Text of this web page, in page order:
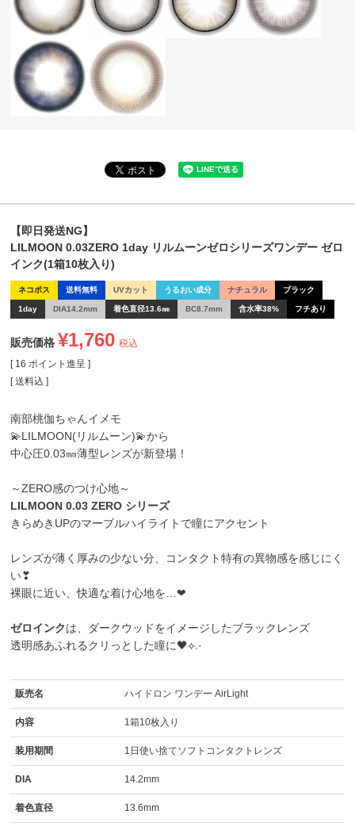
【即日発送NG】
LILMOON 0.03ZERO 1day リルムーンゼロシリーズワンデー ゼロ
インク(1箱10枚入り)
ネコポス 送料無料 UVカット うるおい成分 ナチュラル ブラック
1day DIA14.2mm 着色直径13.6㎜ BC8.7mm 含水率38% フチあり
販売価格 ¥1,760 税込
[ 16 ポイント進呈 ]
送料込
南部桃伽ちゃんイメモ
💫LILMOON(リルムーン)💫から
中心圧0.03㎜薄型レンズが新登場！
～ZERO感のつけ心地～
LILMOON 0.03 ZERO シリーズ
きらめきUPのマーブルハイライトで瞳にアクセント
レンズが薄く厚みの少ない分、コンタクト特有の異物感を感じにく
い❣︎
裸眼に近い、快適な着け心地を…❤
ゼロインクは、ダークウッドをイメージしたブラックレンズ
透明感あふれるクリっとした瞳に🖤⟡.·
販売名 ハイドロン ワンデー AirLight
内容 1箱10枚入り
装用期間 1日使い捨てソフトコンタクトレンズ
DIA 14.2mm
着色直径 13.6mm